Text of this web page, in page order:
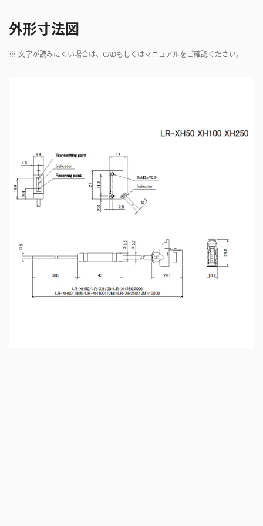
外形寸法図
※ 文字が読みにくい場合は、CADもしくはマニュアルをご確認ください。